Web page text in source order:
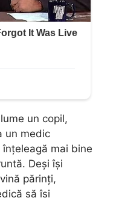
un copil,
un medic
mai bine
Deși își
părinți,
să își